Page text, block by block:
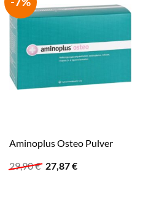
Aminoplus Osteo Pulver
29,90€ Ursprünglicher
27,87€Aktueller